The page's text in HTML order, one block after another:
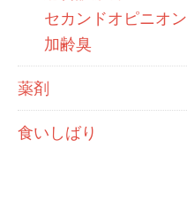
セカンドオピニオン
加齢臭
薬剤
食いしばり